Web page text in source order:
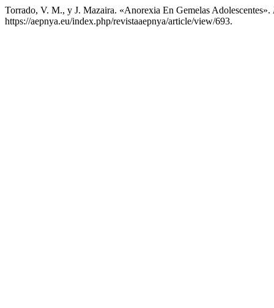
Torrado, V. M., y J. Mazaira. «Anorexia En Gemelas Adolescentes».
https://aepnya.eu/index.php/revistaaepnya/article/view/693.